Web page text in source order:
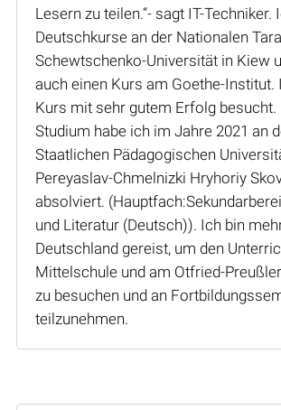
Lesern zu teilen.“- sagt IT-Techniker.
Deutschkurse an der Nationalen
Schewtschenko-Universität in Kiew
auch einen Kurs am Goethe-Institut.
Kurs mit sehr gutem Erfolg besucht.
Studium habe ich im Jahre 2021 an
Staatlichen Pädagogischen
Pereyaslav-Chmelnizki Hryhoriy
absolviert.
und Literatur (Deutsch)). Ich bin
Deutschland gereist, um den
Mittelschule und am Otfried-
zu besuchen und an
teilzunehmen.